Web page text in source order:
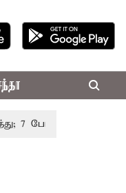
7 பேர் பலி - பிரதமர்